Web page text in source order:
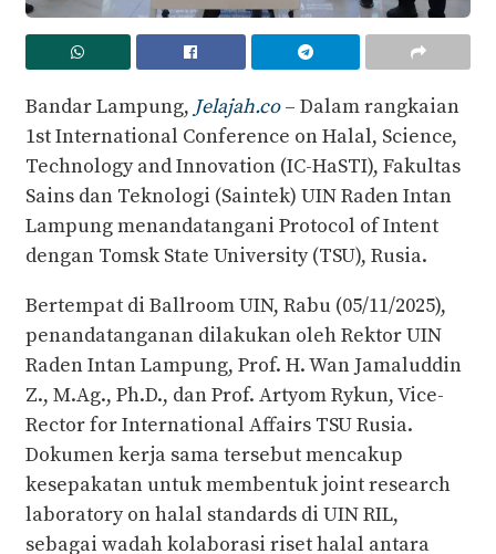
Bandar Lampung, Jelajah.co– Dalam rangkaian
1st International Conference on Halal, Science,
Technology and Innovation (IC-HaSTI), Fakultas
Sains dan Teknologi (Saintek) UIN Raden Intan
Lampung menandatangani Protocol of Intent
dengan Tomsk State University (TSU), Rusia.
Bertempat di Ballroom UIN, Rabu (05/11/2025),
penandatanganan dilakukan oleh Rektor UIN
Raden Intan Lampung, Prof. H. Wan Jamaluddin
Z., M.Ag., Ph.D., dan Prof. Artyom Rykun, Vice-
Rector for International Affairs TSU Rusia.
Dokumen kerja sama tersebut mencakup
kesepakatan untuk membentuk joint research
laboratory on halal standards di UIN RIL,
sebagai wadah kolaborasi riset halal antara